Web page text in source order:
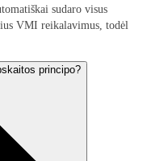
sudaro visus
VMI reikalavimus, todėl
principo?